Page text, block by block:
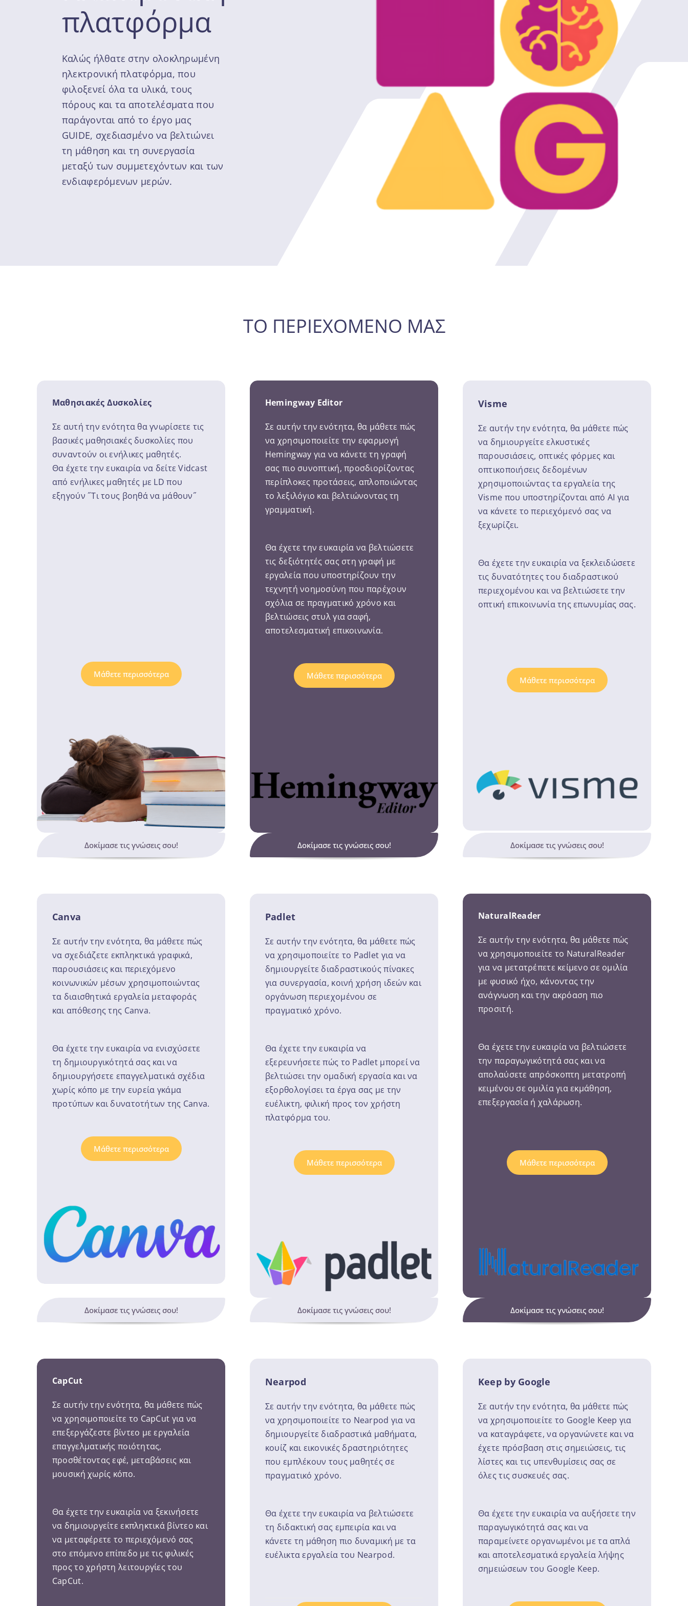
πλατφόρμα
Καλώς ήλθατε στην ολοκληρωμένη
ηλεκτρονική πλατφόρμα, που
φιλοξενεί όλα τα υλικά, τους
πόρους και τα αποτελέσματα που
παράγονται από το έργο μας
GUIDE, σχεδιασμένο να βελτιώνει
τη μάθηση και τη συνεργασία
μεταξύ των συμμετεχόντων και των
ενδιαφερόμενων μερών.
ΤΟ ΠΕΡΙΕΧΌΜΕΝΌ ΜΑΣ
Μαθησιακές Δυσκολίες
Σε αυτή την ενότητα θα γνωρίσετε τις
βασικές μαθησιακές δυσκολίες που
συναντούν οι ενήλικες μαθητές.
Θα έχετε την ευκαιρία να δείτε Vidcast
από ενήλικες μαθητές με LD που
εξηγούν ˝Τι τους βοηθά να μάθουν˝
Μάθετε περισσότερα
Hemingway Editor
Σε αυτήν την ενότητα, θα μάθετε πώς
να χρησιμοποιείτε την εφαρμογή
Hemingway για να κάνετε τη γραφή
σας πιο συνοπτική, προσδιορίζοντας
περίπλοκες προτάσεις, απλοποιώντας
το λεξιλόγιο και βελτιώνοντας τη
γραμματική.
Θα έχετε την ευκαιρία να βελτιώσετε
τις δεξιότητές σας στη γραφή με
εργαλεία που υποστηρίζουν την
τεχνητή νοημοσύνη που παρέχουν
σχόλια σε πραγματικό χρόνο και
βελτιώσεις στυλ για σαφή,
αποτελεσματική επικοινωνία.
Μάθετε περισσότερα
Visme
Σε αυτήν την ενότητα, θα μάθετε πώς
να δημιουργείτε ελκυστικές
παρουσιάσεις, οπτικές φόρμες και
οπτικοποιήσεις δεδομένων
χρησιμοποιώντας τα εργαλεία της
Visme που υποστηρίζονται από AI για
να κάνετε το περιεχόμενό σας να
ξεχωρίζει.
Θα έχετε την ευκαιρία να ξεκλειδώσετε
τις δυνατότητες του διαδραστικού
περιεχομένου και να βελτιώσετε την
οπτική επικοινωνία της επωνυμίας σας.
Μάθετε περισσότερα
Δοκίμασε τις γνώσεις σου! Δοκίμασε τις γνώσεις σου! Δοκίμασε τις γνώσεις σου!
Canva
Σε αυτήν την ενότητα, θα μάθετε πώς
να σχεδιάζετε εκπληκτικά γραφικά,
παρουσιάσεις και περιεχόμενο
κοινωνικών μέσων χρησιμοποιώντας
τα διαισθητικά εργαλεία μεταφοράς
και απόθεσης της Canva.
Θα έχετε την ευκαιρία να ενισχύσετε
τη δημιουργικότητά σας και να
δημιουργήσετε επαγγελματικά σχέδια
χωρίς κόπο με την ευρεία γκάμα
προτύπων και δυνατοτήτων της Canva.
Μάθετε περισσότερα
Padlet
Σε αυτήν την ενότητα, θα μάθετε πώς
να χρησιμοποιείτε το Padlet για να
δημιουργείτε διαδραστικούς πίνακες
για συνεργασία, κοινή χρήση ιδεών και
οργάνωση περιεχομένου σε
πραγματικό χρόνο.
Θα έχετε την ευκαιρία να
εξερευνήσετε πώς το Padlet μπορεί να
βελτιώσει την ομαδική εργασία και να
εξορθολογίσει τα έργα σας με την
ευέλικτη, φιλική προς τον χρήστη
πλατφόρμα του.
Μάθετε περισσότερα
NaturalReader
Σε αυτήν την ενότητα, θα μάθετε πώς
να χρησιμοποιείτε το NaturalReader
για να μετατρέπετε κείμενο σε ομιλία
με φυσικό ήχο, κάνοντας την
ανάγνωση και την ακρόαση πιο
προσιτή.
Θα έχετε την ευκαιρία να βελτιώσετε
την παραγωγικότητά σας και να
απολαύσετε απρόσκοπτη μετατροπή
κειμένου σε ομιλία για εκμάθηση,
επεξεργασία ή χαλάρωση.
Μάθετε περισσότερα
Δοκίμασε τις γνώσεις σου! Δοκίμασε τις γνώσεις σου! Δοκίμασε τις γνώσεις σου!
CapCut
Σε αυτήν την ενότητα, θα μάθετε πώς
να χρησιμοποιείτε το CapCut για να
επεξεργάζεστε βίντεο με εργαλεία
επαγγελματικής ποιότητας,
προσθέτοντας εφέ, μεταβάσεις και
μουσική χωρίς κόπο.
Θα έχετε την ευκαιρία να ξεκινήσετε
να δημιουργείτε εκπληκτικά βίντεο και
να μεταφέρετε το περιεχόμενό σας
στο επόμενο επίπεδο με τις φιλικές
προς το χρήστη λειτουργίες του
CapCut.
Nearpod
Σε αυτήν την ενότητα, θα μάθετε πώς
να χρησιμοποιείτε το Nearpod για να
δημιουργείτε διαδραστικά μαθήματα,
κουίζ και εικονικές δραστηριότητες
που εμπλέκουν τους μαθητές σε
πραγματικό χρόνο.
Θα έχετε την ευκαιρία να βελτιώσετε
τη διδακτική σας εμπειρία και να
κάνετε τη μάθηση πιο δυναμική με τα
ευέλικτα εργαλεία του Nearpod.
Keep by Google
Σε αυτήν την ενότητα, θα μάθετε πώς
να χρησιμοποιείτε το Google Keep για
να καταγράφετε, να οργανώνετε και να
έχετε πρόσβαση στις σημειώσεις, τις
λίστες και τις υπενθυμίσεις σας σε
όλες τις συσκευές σας.
Θα έχετε την ευκαιρία να αυξήσετε την
παραγωγικότητά σας και να
παραμείνετε οργανωμένοι με τα απλά
και αποτελεσματικά εργαλεία λήψης
σημειώσεων του Google Keep.